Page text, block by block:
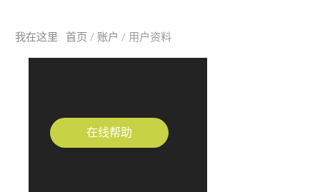
我在这里: 首页 账户 用户资料
在线帮助